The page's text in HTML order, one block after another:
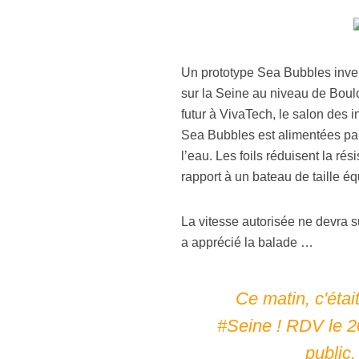
Un prototype Sea Bubbles
sur la Seine au niveau de
futur à VivaTech, le salon des
Sea Bubbles est alimentées
l’eau. Les foils réduisent la
rapport à un bateau de taille
La vitesse autorisée ne devra
a apprécié la balade …
Ce matin,
#Seine! RDV le